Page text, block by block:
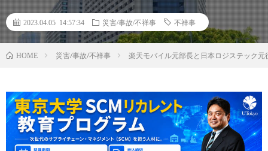
2023.04.05 14:57:34 災害/事故/不祥事 不祥事
HOME 災害/事故/不祥事 楽天モバイル元部長と日本ロジステック